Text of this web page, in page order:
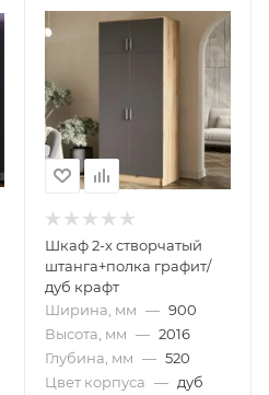
Шкаф 2-х створчатый
штанга+полка графит/
дуб крафт
Ширина, мм — 900
Высота, мм — 2016
Глубина, мм — 520
Цвет корпуса — дуб